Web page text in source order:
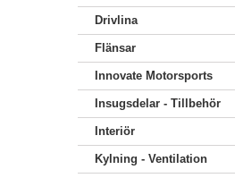
Drivlina
Flänsar
Innovate Motorsports
Insugsdelar - Tillbehör
Interiör
Kylning - Ventilation